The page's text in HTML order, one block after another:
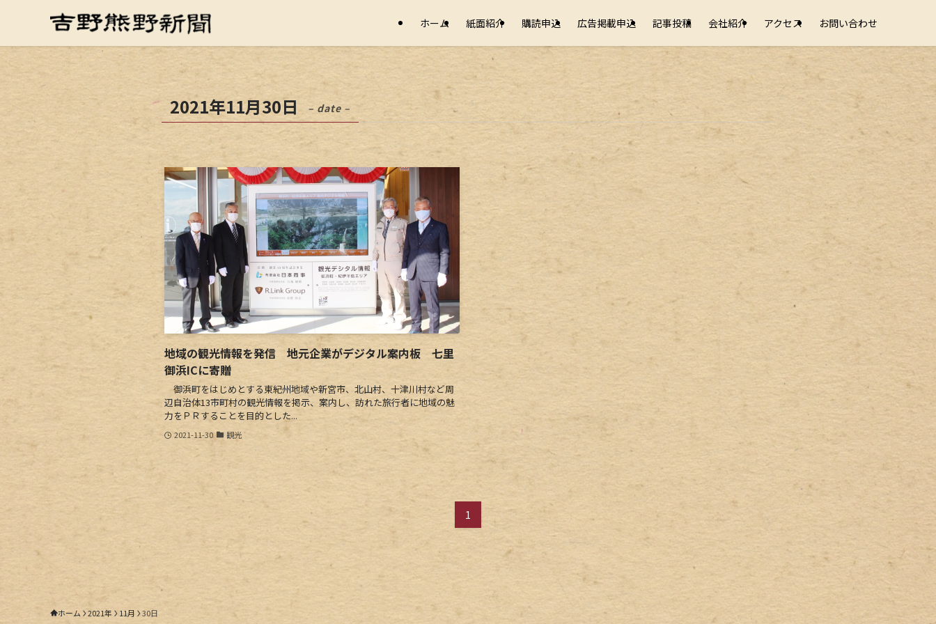
ホーム 紙面紹介 購読申込 広告掲載申込 記事投稿 会社紹介 アクセス お問い合わせ
2021年11月30日 – date –
地域の観光情報を発信 地元企業がデジタル案内板 七里
御浜ICに寄贈
御浜町をはじめとする東紀州地域や新宮市、北山村、十津川村など周
辺自治体13市町村の観光情報を掲示、案内し、訪れた旅行者に地域の魅
力をＰＲすることを目的とした...
2021-11-30 観光
1
ホーム 2021年 11月 30日